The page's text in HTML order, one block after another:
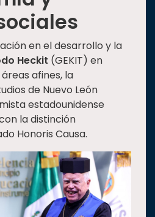
en el desarrollo y la
Heckit (GEKIT) en
afines, la
de Nuevo León
estadounidense
la distinción
Honoris Causa.